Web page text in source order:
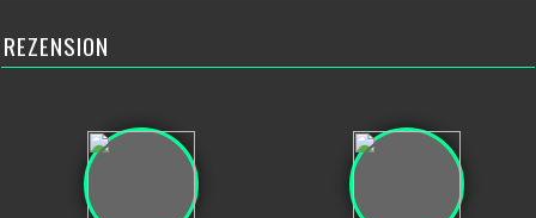
REZENSION